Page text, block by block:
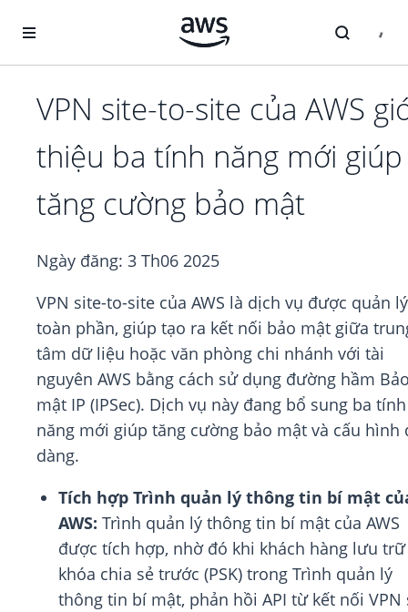
VPN site-to-site của AWS
thiệu ba tính năng mới giúp
tăng cường bảo mật
Ngày đăng: 3 Th06 2025
VPN site-to-site của AWS là dịch vụ được quản lý
toàn phần, giúp tạo ra kết nối bảo mật giữa
tâm dữ liệu hoặc văn phòng chi nhánh với tài
nguyên AWS bằng cách sử dụng đường hầm
mật IP (IPSec). Dịch vụ này đang bổ sung ba tính
năng mới giúp tăng cường bảo mật và cấu hình
dàng.
Tích hợp Trình quản lý thông tin bí mật
AWS: Trình quản lý thông tin bí mật của AWS
được tích hợp, nhờ đó khi khách hàng lưu trữ
khóa chia sẻ trước (PSK) trong Trình quản lý
thông tin bí mật, phản hồi API từ kết nối VPN